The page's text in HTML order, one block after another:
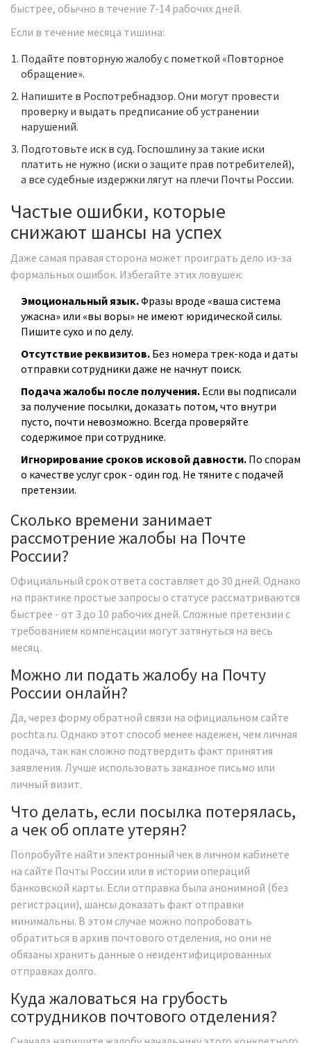
быстрее, обычно в течение 7-14 рабочих дней.
Если в течение месяца тишина:
Подайте повторную жалобу с пометкой «Повторное
обращение».
Напишите в Роспотребнадзор. Они могут провести
проверку и выдать предписание об устранении
нарушений.
Подготовьте иск в суд. Госпошлину за такие иски
платить не нужно (иски о защите прав потребителей),
а все судебные издержки лягут на плечи Почты России.
Частые ошибки, которые
снижают шансы на успех
Даже самая правая сторона может проиграть дело из-за
формальных ошибок. Избегайте этих ловушек:
Эмоциональный язык.Фразы вроде «ваша система
ужасна» или «вы воры» не имеют юридической силы.
Пишите сухо и по делу.
Отсутствие реквизитов. Без номера трек-кода и даты
отправки сотрудники даже не начнут поиск.
Подача жалобы после получения. Если вы подписали
за получение посылки, доказать потом, что внутри
пусто, почти невозможно. Всегда проверяйте
содержимое при сотруднике.
Игнорирование сроков исковой давности. По спорам
о качестве услуг срок - один год. Не тяните с подачей
претензии.
Сколько времени занимает
рассмотрение жалобы на Почте
России?
Официальный срок ответа составляет до 30 дней. Однако
на практике простые запросы о статусе рассматриваются
быстрее - от 3 до 10 рабочих дней. Сложные претензии с
требованием компенсации могут затянуться на весь
месяц.
Можно ли подать жалобу на Почту
России онлайн?
Да, через форму обратной связи на официальном сайте
pochta.ru. Однако этот способ менее надежен, чем личная
подача, так как сложно подтвердить факт принятия
заявления. Лучше использовать заказное письмо или
личный визит.
Что делать, если посылка потерялась,
а чек об оплате утерян?
Попробуйте найти электронный чек в личном кабинете
на сайте Почты России или в истории операций
банковской карты. Если отправка была анонимной (без
регистрации), шансы доказать факт отправки
минимальны. В этом случае можно попробовать
обратиться в архив почтового отделения, но они не
обязаны хранить данные о неидентифицированных
отправках долго.
Куда жаловаться на грубость
сотрудников почтового отделения?